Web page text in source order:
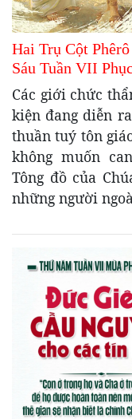
Hai Trụ Cột
Sáu Tuần VII
Các giới chức
kiện đang diễn
thuần tuý tôn
không muốn
Tông đồ của
những người